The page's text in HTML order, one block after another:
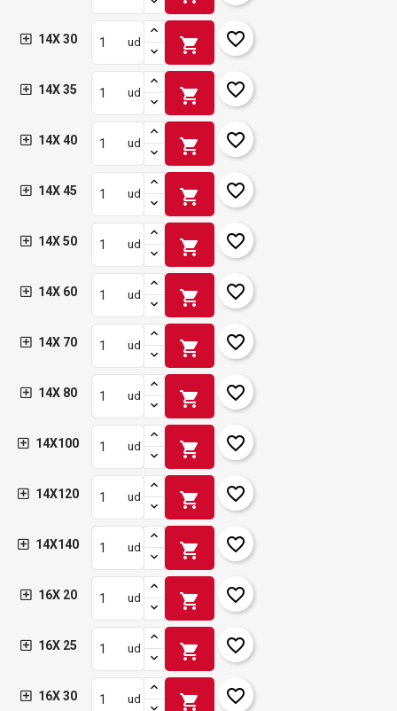
14X 30 ud shopping_cart favorite_border
14X 35 ud shopping_cart favorite_border
14X 40 ud shopping_cart favorite_border
14X 45 ud shopping_cart favorite_border
14X 50 ud shopping_cart favorite_border
14X 60 ud shopping_cart favorite_border
14X 70 ud shopping_cart favorite_border
14X 80 ud shopping_cart favorite_border
14X100 ud shopping_cart favorite_border
14X120 ud shopping_cart favorite_border
14X140 ud shopping_cart favorite_border
16X 20 ud shopping_cart favorite_border
16X 25 ud shopping_cart favorite_border
16X 30 ud shopping_cart favorite_border